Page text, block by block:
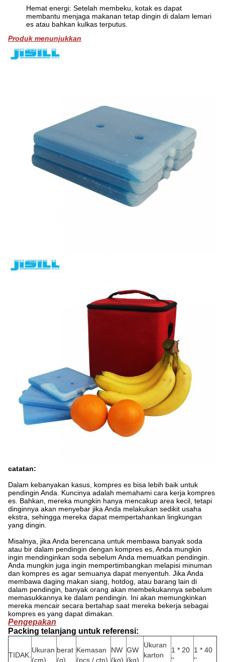
Hemat energi: Setelah membeku, kotak es dapat
membantu menjaga makanan tetap dingin di dalam lemari
es atau bahkan kulkas terputus.
Produk menunjukkan
catatan:
Dalam kebanyakan kasus, kompres es bisa lebih baik untuk
pendingin Anda.
Kuncinya adalah memahami cara kerja kompres
es. Bahkan, mereka mungkin hanya mencakup area kecil, tetapi
dinginnya akan menyebar jika Anda melakukan sedikit usaha
ekstra, sehingga mereka dapat mempertahankan lingkungan
yang dingin.
Misalnya, jika Anda berencana untuk membawa banyak soda
atau bir dalam pendingin dengan kompres es, Anda mungkin
ingin mendinginkan soda sebelum Anda memuatkan pendingin.
Anda mungkin juga ingin mempertimbangkan melapisi minuman
dan kompres es agar semuanya dapat menyentuh. Jika Anda
membawa daging makan siang, hotdog, atau barang lain di
dalam pendingin, banyak orang akan membekukannya sebelum
memasukkannya ke dalam pendingin.
Ini akan memungkinkan
mereka mencair secara bertahap saat mereka bekerja sebagai
kompres es yang dapat dimakan.
Pengepakan
Packing telanjang untuk referensi:
TIDAK.
Ukuran
(cm)
berat
(g)
Kemasan
(pcs / ctn)
NW
(kg)
GW
(kg)
Ukuran
karton
1 * 20
''
1 * 40
''